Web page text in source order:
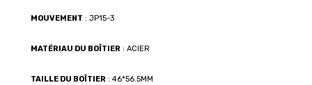
MOUVEMENT : JP15-3
MATÉRIAU DU BOÎTIER : ACIER
TAILLE DU BOÎTIER : 46*56.5MM